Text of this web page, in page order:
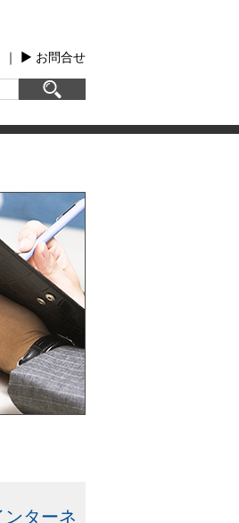
｜ ▶︎ お問合せ
ターネ